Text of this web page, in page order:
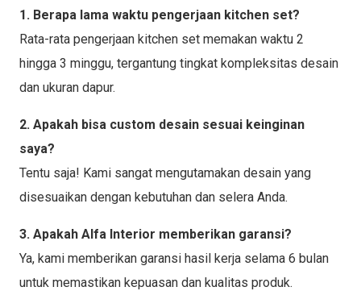
1. Berapa lama waktu pengerjaan kitchen set?
Rata-rata pengerjaan kitchen set memakan waktu 2
hingga 3 minggu, tergantung tingkat kompleksitas desain
dan ukuran dapur.
2. Apakah bisa custom desain sesuai keinginan
saya?
Tentu saja! Kami sangat mengutamakan desain yang
disesuaikan dengan kebutuhan dan selera Anda.
3. Apakah Alfa Interior memberikan garansi?
Ya, kami memberikan garansi hasil kerja selama 6 bulan
untuk memastikan kepuasan dan kualitas produk.